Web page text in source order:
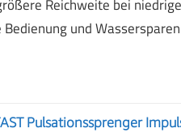
Reichweite bei
und
Pulsationssprenger